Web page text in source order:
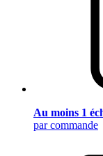
Au moins 1
par commande